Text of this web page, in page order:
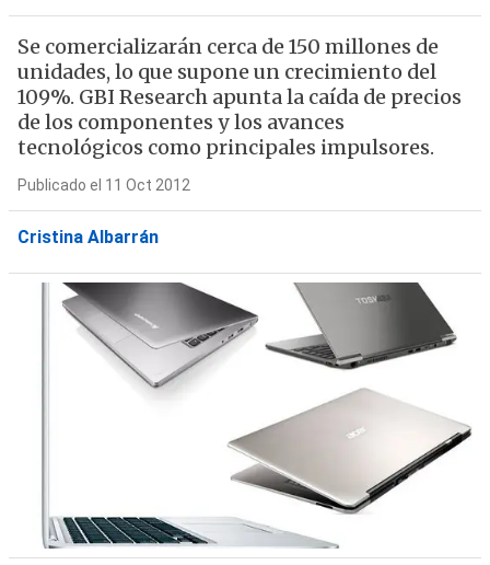
Se comercializarán cerca de 150 millones de
unidades, lo que supone un crecimiento del
109%. GBI Research apunta la caída de precios
de los componentes y los avances
tecnológicos como principales impulsores.
Publicado el 11 Oct 2012
Cristina Albarrán